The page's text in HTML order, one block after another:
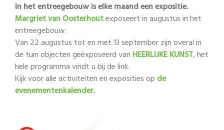
In het entreegebouw is elke maand een expositie.
Margriet van Oosterhoutexposeert in augustus in het
entreegebouw.
Van 22 augustus tot en met 13 september zijn overal in
de tuin objecten geëxposeerd van HEERLIJKE KUNST, het
hele programma vindt u bij de link.
Kijk voor alle activiteiten en exposities op de
evenementenkalender.